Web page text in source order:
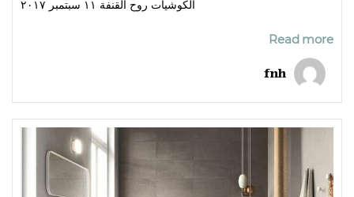
الكوشيات روح القنفة ١١ سبتمبر ٢٠١٧
Read more
fnh